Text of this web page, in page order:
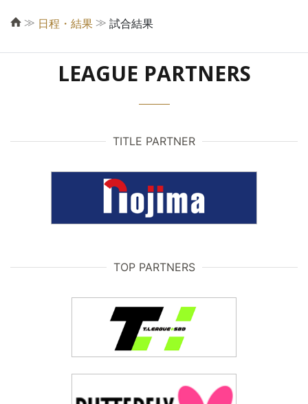
≫ 日程・結果 ≫ 試合結果
LEAGUE PARTNERS
TITLE PARTNER
TOP PARTNERS